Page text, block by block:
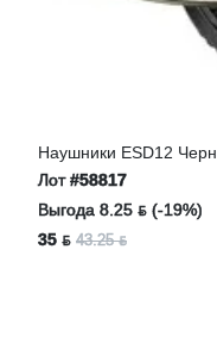
Наушники ESD12
Лот#58817
Выгода 8.25 ƃ (-19%)
35 ƃ 43.25 ƃ